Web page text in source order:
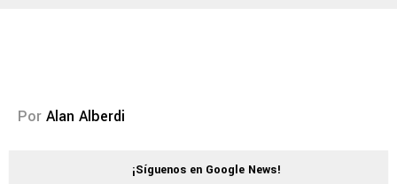
Por Alan Alberdi
¡Síguenos en Google News!